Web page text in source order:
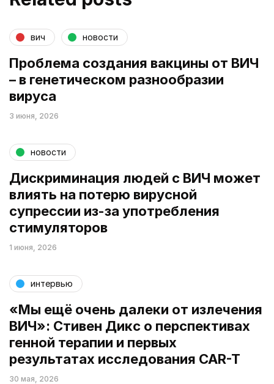
вич новости
Проблема создания вакцины от ВИЧ
– в генетическом разнообразии
вируса
3 июня, 2026
новости
Дискриминация людей с ВИЧ может
влиять на потерю вирусной
супрессии из-за употребления
стимуляторов
1 июня, 2026
интервью
«Мы ещё очень далеки от излечения
ВИЧ»: Стивен Дикс о перспективах
генной терапии и первых
результатах исследования CAR-T
30 мая, 2026